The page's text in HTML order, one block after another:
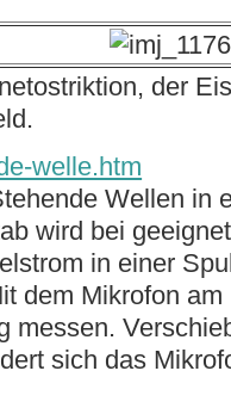
der
welle.htm
Wellen in
wird bei
in einer
dem Mikrofon
messen.
sich das